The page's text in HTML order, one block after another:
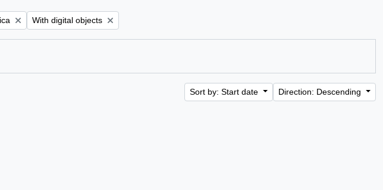
Remove filter:
With digital objects
Sort by: Start date Direction: Descending